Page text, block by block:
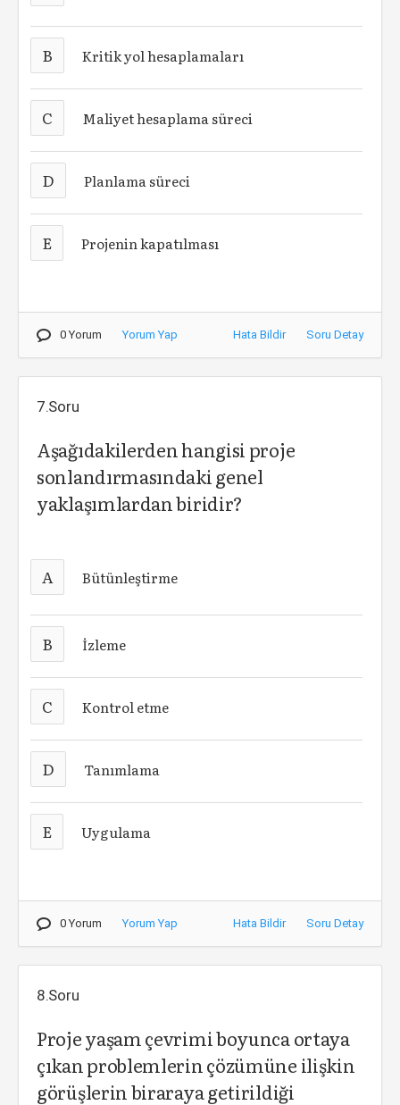
B Kritik yol hesaplamaları
C Maliyet hesaplama süreci
D Planlama süreci
E Projenin kapatılması
0 Yorum Yorum Yap Hata Bildir Soru Detay
7.Soru
Aşağıdakilerden hangisi proje
sonlandırmasındaki genel
yaklaşımlardan biridir?
A Bütünleştirme
B İzleme
C Kontrol etme
D Tanımlama
E Uygulama
0 Yorum Yorum Yap Hata Bildir Soru Detay
8.Soru
Proje yaşam çevrimi boyunca ortaya
çıkan problemlerin çözümüne ilişkin
görüşlerin biraraya getirildiği